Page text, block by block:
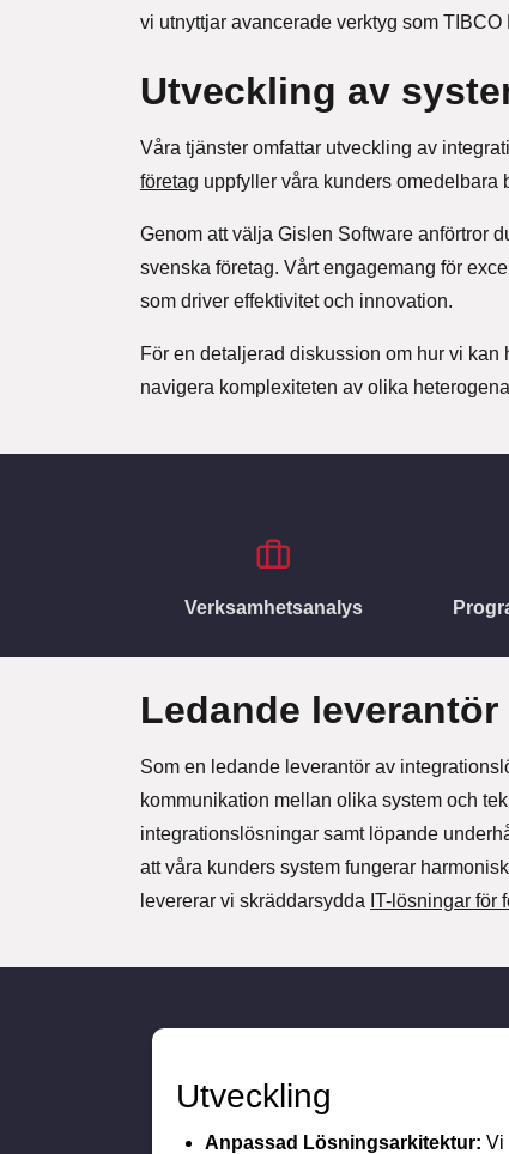
vi utnyttjar avancerade verktyg som
Utveckling av
Våra tjänster omfattar utveckling av
företag uppfyller våra kunders omedelbara
Genom att välja Gislen Software anförtror
svenska företag. Vårt engagemang för
som driver effektivitet och innovation.
För en detaljerad diskussion om hur vi
navigera komplexiteten av olika
Verksamhetsanalys
Ledande
Som en ledande leverantör av
kommunikation mellan olika system och
integrationslösningar samt löpande
att våra kunders system fungerar
levererar vi skräddarsydda IT-lösningar för
Utveckling
Anpassad Lösningsarkitektur: Vi